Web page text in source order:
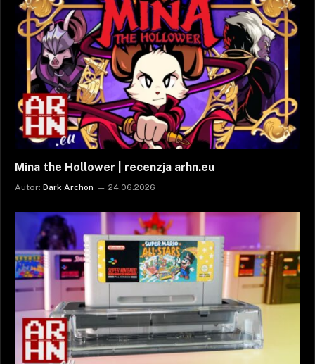
Mina the Hollower | recenzja arhn.eu
Autor: Dark Archon 24.06.2026